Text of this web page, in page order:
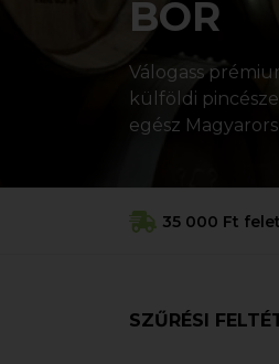
BOR
Válogass
külföldi
egész
35 000 Ft
SZŰRÉSI